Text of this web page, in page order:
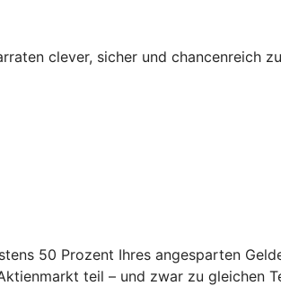
clever, sicher und chancenreich
50 Prozent Ihres angesparten
teil – und zwar zu gleichen